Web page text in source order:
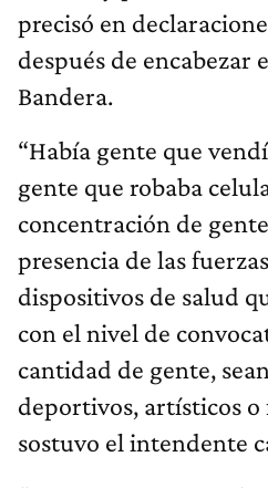
precisó en
después de encabezar
Bandera.
“Había gente que
gente que robaba
concentración de
presencia de las
dispositivos de salud
con el nivel de
cantidad de gente,
deportivos, artísticos o
sostuvo el intendente